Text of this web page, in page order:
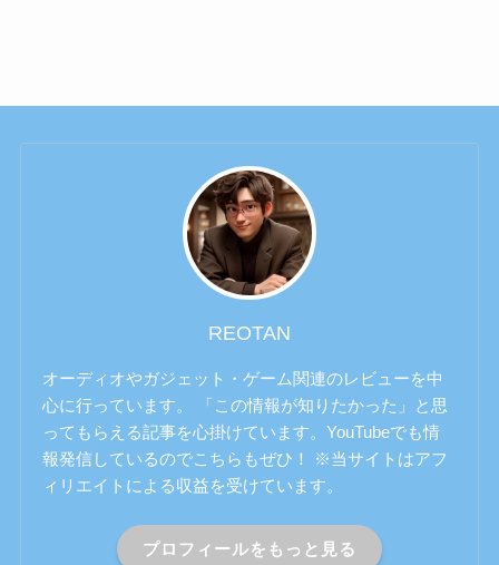
REOTAN
オーディオやガジェット・ゲーム関連のレビューを中
心に行っています。 「この情報が知りたかった」と思
ってもらえる記事を心掛けています。YouTubeでも情
報発信しているのでこちらもぜひ！ ※当サイトはアフ
ィリエイトによる収益を受けています。
プロフィールをもっと見る